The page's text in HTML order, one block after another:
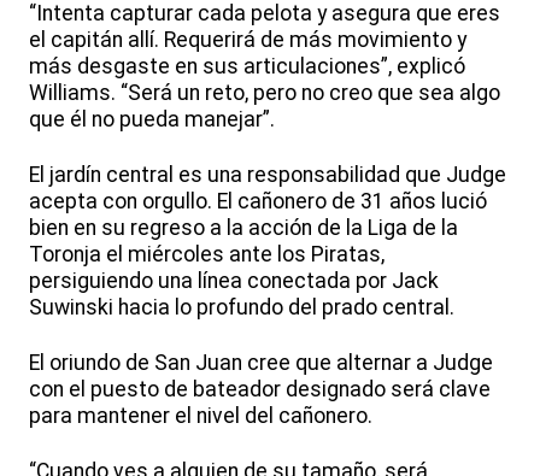
“Intenta capturar cada pelota y asegura que eres
el capitán allí. Requerirá de más movimiento y
más desgaste en sus articulaciones”, explicó
Williams. “Será un reto, pero no creo que sea algo
que él no pueda manejar”.
El jardín central es una responsabilidad que Judge
acepta con orgullo. El cañonero de 31 años lució
bien en su regreso a la acción de la Liga de la
Toronja el miércoles ante los Piratas,
persiguiendo una línea conectada por Jack
Suwinski hacia lo profundo del prado central.
El oriundo de San Juan cree que alternar a Judge
con el puesto de bateador designado será clave
para mantener el nivel del cañonero.